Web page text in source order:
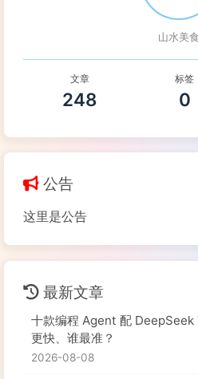
山水美食
文章
248
标签
0
公告
这里是公告
最新文章
十款编程 Agent 配 DeepSeek
更快、谁最准？
2026-08-08